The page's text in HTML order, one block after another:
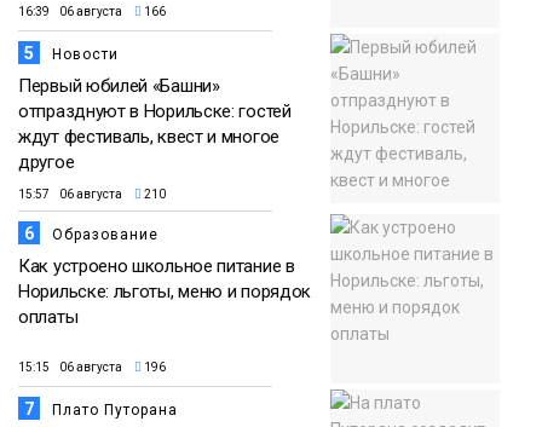
16:39 06 августа 166
5 Новости
Первый юбилей «Башни»
отпразднуют в Норильске: гостей
ждут фестиваль, квест и многое
другое
15:57 06 августа 210
6 Образование
Как устроено школьное питание в
Норильске: льготы, меню и порядок
оплаты
15:15 06 августа 196
7 Плато Путорана